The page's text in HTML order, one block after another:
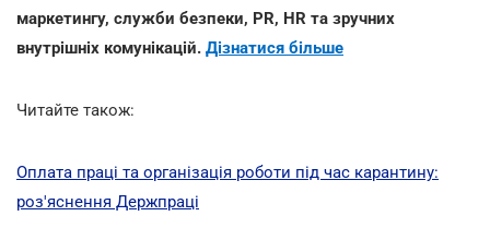
маркетингу, служби безпеки, PR, HR та зручних
внутрішніх комунікацій. Дізнатися більше
Читайте також:
Оплата праці та організація роботи під час карантину:
роз'яснення Держпраці